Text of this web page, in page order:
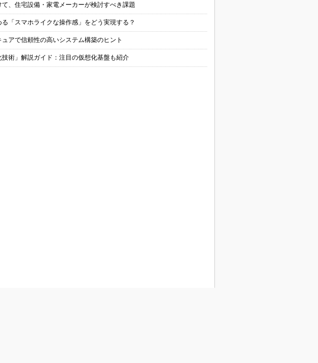
、住宅設備・家電メーカーが検討すべき課題
「スマホライクな操作感」をどう実現する？
アで信頼性の高いシステム構築のヒント
技術」解説ガイド：注目の仮想化基盤も紹介